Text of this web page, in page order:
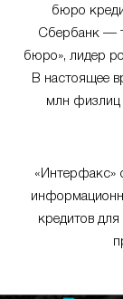
бюро
Сбербанк —
бюро», лидер
В настоящее
млн физлиц
«Интерфакс»
кредитов